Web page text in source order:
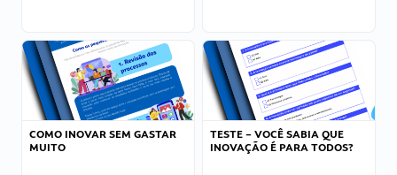
COMO INOVAR SEM GASTAR
MUITO
TESTE – VOCÊ SABIA QUE
INOVAÇÃO É PARA TODOS?